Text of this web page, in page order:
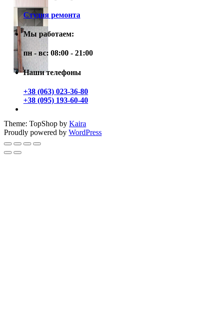
Студия ремонта
Мы работаем:
пн - вс: 08:00 - 21:00
Наши телефоны
+38 (063) 023-36-80
+38 (095) 193-60-40
Theme: TopShop by Kaira
Proudly powered by WordPress